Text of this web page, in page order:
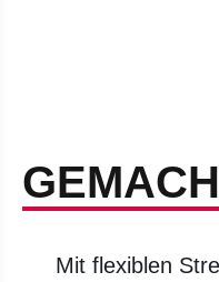
Mit flexiblen